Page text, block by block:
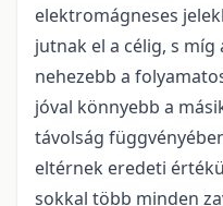
elektromágneses
jutnak el a célig, s
nehezebb a
jóval könnyebb a
távolság
eltérnek eredeti
sokkal több minden